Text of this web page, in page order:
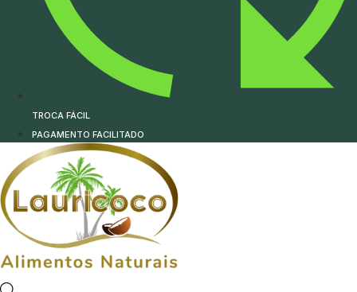
TROCA FÁCIL
PAGAMENTO FACILITADO